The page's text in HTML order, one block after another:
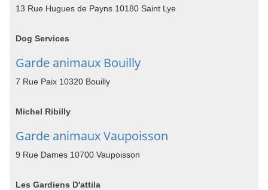
13 Rue Hugues de Payns 10180 Saint Lye
Dog Services
Garde animaux Bouilly
7 Rue Paix 10320 Bouilly
Michel Ribilly
Garde animaux Vaupoisson
9 Rue Dames 10700 Vaupoisson
Les Gardiens D'attila